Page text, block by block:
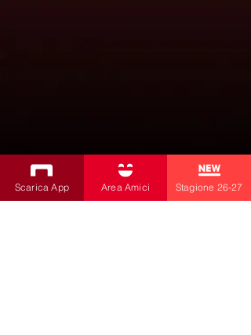
Scarica App Area Amici Stagione 26-27